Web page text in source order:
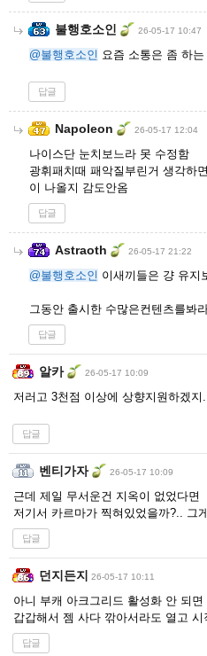
불행호소인 26-05-17 10:47
@불행호소인 요즘 소통은 좀 하
답글
Napoleon 26-05-17 12:04
나이스단 눈치보느라 못 수정함
광휘패치때 패악질부린거 생각하
이 나올지 감도안옴
답글
Astraoth 26-05-17 21:22
@불행호소인 이새끼들은 걍 유지
그동안 출시한 수많은컨텐츠를봐
답글
알카 26-05-17 10:09
저러고 3천점 이상에 상향지원하겠지
답글
벤티가자 26-05-17 10:09
근데 제일 무서운건 지옥이 없었다면
저기서 카르마가 찍혀있었을까?.. 그
답글
던지든지 26-05-17 10:11
아니 부캐 아크그리드 활성화 안 되
갑갑해서 젬 사다 깎아서라도 열고 시
답글